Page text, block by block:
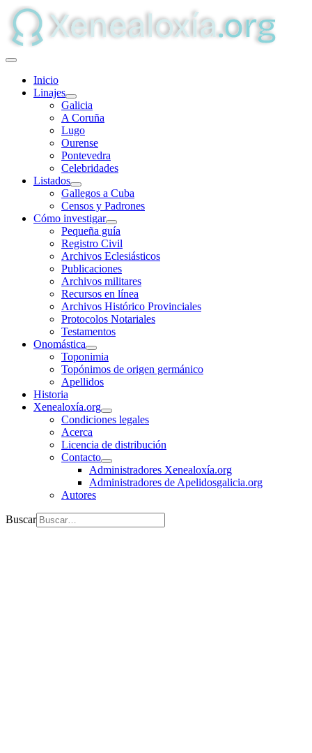
Inicio
Linajes
Galicia
A Coruña
Lugo
Ourense
Pontevedra
Celebridades
Listados
Gallegos a Cuba
Censos y Padrones
Cómo investigar
Pequeña guía
Registro Civil
Archivos Eclesiásticos
Publicaciones
Archivos militares
Recursos en línea
Archivos Histórico Provinciales
Protocolos Notariales
Testamentos
Onomástica
Toponimia
Topónimos de origen germánico
Apellidos
Historia
Xenealoxía.org
Condiciones legales
Acerca
Licencia de distribución
Contacto
Administradores Xenealoxía.org
Administradores de Apelidosgalicia.org
Autores
Buscar